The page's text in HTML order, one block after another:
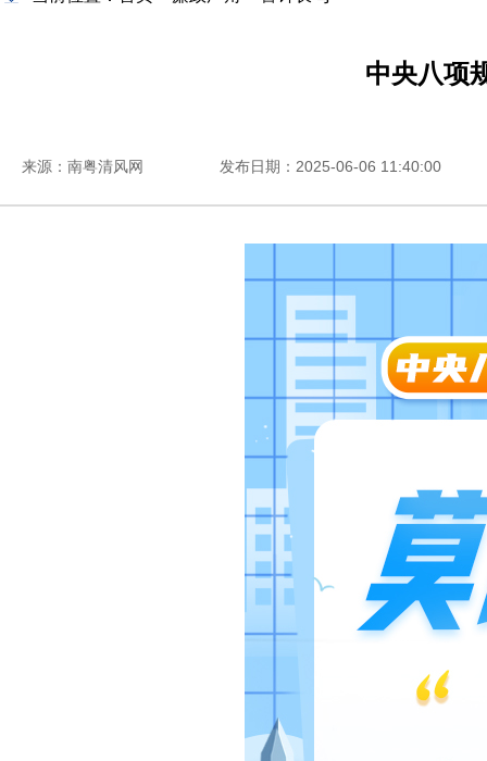
中央八项
来源：南粤清风网 发布日期：2025-06-06 11:40:00